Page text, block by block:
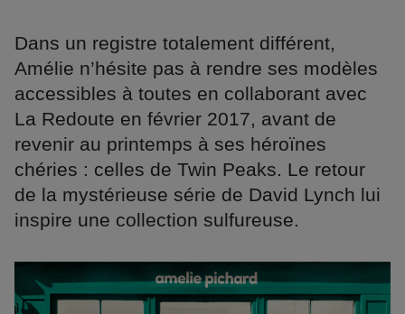
Dans un registre totalement différent,
Amélie n’hésite pas à rendre ses modèles
accessibles à toutes en collaborant avec
La Redoute en février 2017, avant de
revenir au printemps à ses héroïnes
chéries : celles de Twin Peaks. Le retour
de la mystérieuse série de David Lynch lui
inspire une collection sulfureuse.